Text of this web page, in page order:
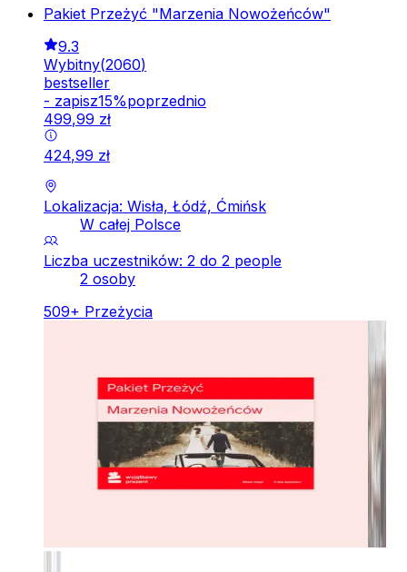
Pakiet Przeżyć "Marzenia Nowożeńców"
9.3
Wybitny(2060)
bestseller
- zapisz15%poprzednio
499,99 zł
424,99 zł
Lokalizacja: Wisła, Łódź, Ćmińsk
W całej Polsce
Liczba uczestników: 2 do 2 people
2 osoby
509+ Przeżycia